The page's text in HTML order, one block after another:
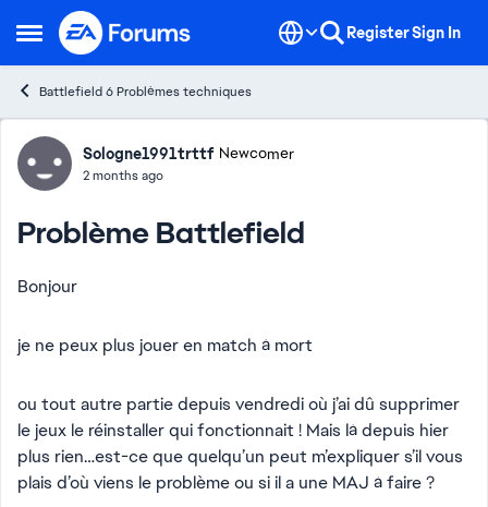
Open Side Menu
Skip to content RegisterSign In
Battlefield 6 Problèmes techniques
Forum Discussion
Sologne1991trttf Newcomer
2 months ago
Problème Battlefield
Bonjour
je ne peux plus jouer en match à mort
ou tout autre partie depuis vendredi où j’ai dû supprimer
le jeux le réinstaller qui fonctionnait ! Mais là depuis hier
plus rien…est-ce que quelqu’un peut m’expliquer s’il vous
plais d’où viens le problème ou si il a une MAJ à faire ?